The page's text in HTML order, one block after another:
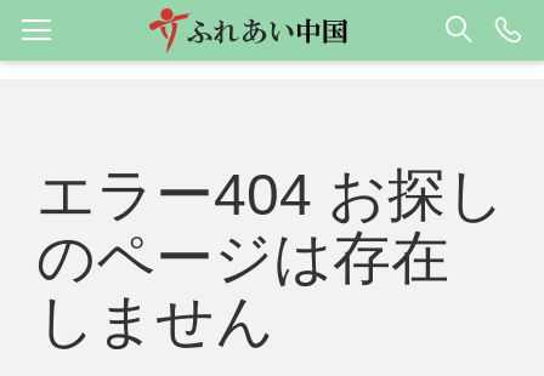
エラー404 お探し
のページは存在
しません